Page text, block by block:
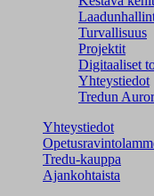
Turvallisuus
Projektit
Digitaaliset
Yhteystiedot
Tredun
Yhteystiedot
Tredu-kauppa
Ajankohtaista